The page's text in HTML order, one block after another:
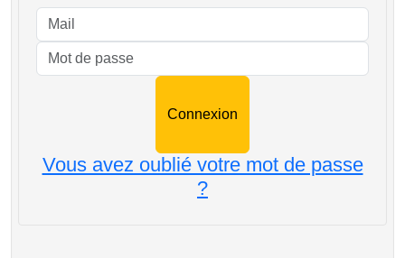
Vous avez oublié votre mot de passe
?